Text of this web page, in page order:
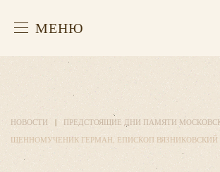
МЕНЮ
НОВОСТИ ПРЕДСТОЯЩИЕ ДНИ ПАМЯТИ
ЩЕН­НО­МУ­ЧЕ­НИК ГЕР­МАН, ЕПИ­СКОП ВЯЗ­НИ­КОВ­СКИЙ